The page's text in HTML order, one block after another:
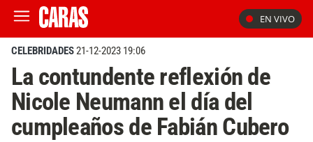
EN VIVO
CELEBRIDADES21-12-2023 19:06
La contundente reflexión de
Nicole Neumann el día del
cumpleaños de Fabián Cubero